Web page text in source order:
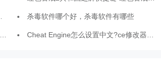
杀毒软件哪个好，杀毒软件有哪些
Cheat Engine怎么设置中文?ce修改器设置中文的方法